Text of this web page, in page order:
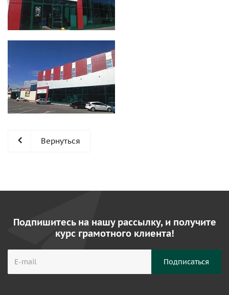
Вернуться
Подпишитесь на нашу рассылку, и получите
курс грамотного клиента!